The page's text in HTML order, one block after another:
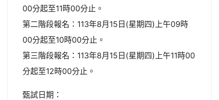
00分起至11時00分止。
第二階段報名：113年8月15日(星期四)上午09時
00分起至10時00分止。
第三階段報名：113年8月15日(星期四)上午11時00
分起至12時00分止。
甄試日期：